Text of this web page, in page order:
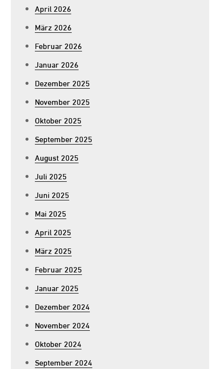
April 2026
März 2026
Februar 2026
Januar 2026
Dezember 2025
November 2025
Oktober 2025
September 2025
August 2025
Juli 2025
Juni 2025
Mai 2025
April 2025
März 2025
Februar 2025
Januar 2025
Dezember 2024
November 2024
Oktober 2024
September 2024